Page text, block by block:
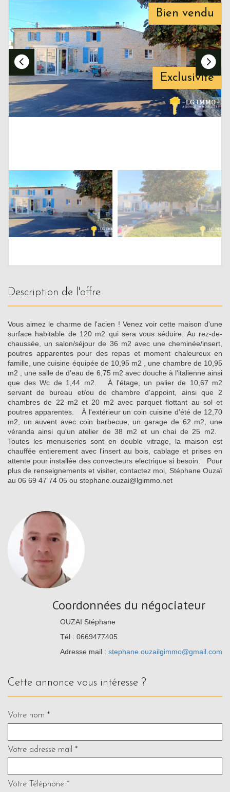
Bien vendu
Exclusivité
description de l'offre
Vous aimez le charme de l'acien ! Venez voir cette maison d'une
surface habitable de 120 m2 qui sera vous séduire. Au rez-de-
chaussée, un salon/séjour de 36 m2 avec une cheminée/insert,
poutres apparentes pour des repas et moment chaleureux en
famille, une cuisine équipée de 10,95 m2 , une chambre de 10,95
m2 , une salle de d'eau de 6,75 m2 avec douche à l'italienne ainsi
que des Wc de 1,44 m2. À l'étage, un palier de 10,67 m2
servant de bureau et/ou de chambre d'appoint, ainsi que 2
chambres de 22 m2 et 20 m2 avec parquet flottant au sol et
poutres apparentes. À l'extérieur un coin cuisine d'été de 12,70
m2, un auvent avec coin barbecue, un garage de 62 m2, une
véranda ainsi qu'un atelier de 38 m2 et un chai de 25 m2.
Toutes les menuiseries sont en double vitrage, la maison est
chauffée entierement avec l'insert au bois, cablage et prises en
attente pour installée des convecteurs electrique si besoin. Pour
plus de renseignements et visiter, contactez moi, Stéphane Ouzaï
au 06 69 47 74 05 ou stephane.ouzai@lgimmo.net
Coordonnées du négociateur
OUZAI Stéphane
Tél : 0669477405
Adresse mail : stephane.ouzailgimmo@gmail.com
cette annonce vous intéresse ?
Votre nom *
Votre adresse mail *
Votre Téléphone *